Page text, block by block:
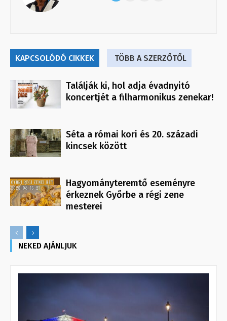
KAPCSOLÓDÓ CIKKEK TÖBB A SZERZŐTŐL
Találják ki, hol adja évadnyitó
koncertjét a filharmonikus zenekar!
Séta a római kori és 20. századi
kincsek között
Hagyományteremtő eseményre
érkeznek Győrbe a régi zene
mesterei
NEKED AJÁNLJUK